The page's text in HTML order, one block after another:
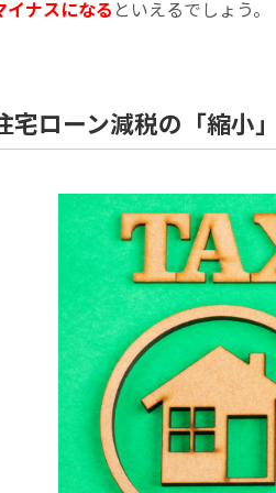
イナスになる といえるでしょう。
宅ローン減税の「縮小